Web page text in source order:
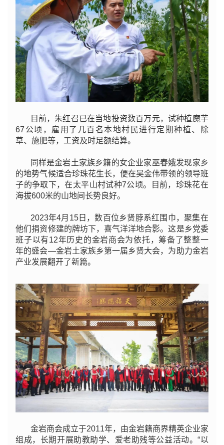
目前，朱红召已在当地投资数百万元，试种植魔芋
67公顷，雇用了几百名本地村民进行定期种植、除
草、施肥等，工资及时足额结算。
同样是金岩土家族乡籍的女企业家巫春娥发现家乡
的地势气候适合珍珠花生长，便在吴金伟带领的领导班
子的争取下，在太平山村试种7公顷。目前，珍珠花在
海拔600米的山地间长势良好。
2023年4月15日，数百位乡贤脖系红围巾，聚集在
他们捐资修建的牌坊下，喜气洋洋地合影。这是乡党委
班子以有12年历史的金岩商会为依托，筹备了整整一
年的盛会—金岩土家族乡第一届乡贤大会，为助力金岩
产业发展翻开了新篇。
金岩商会成立于2011年，由金岩籍商界精英企业家
组成，长期开展助教助学、爱老助残等公益活动。“以